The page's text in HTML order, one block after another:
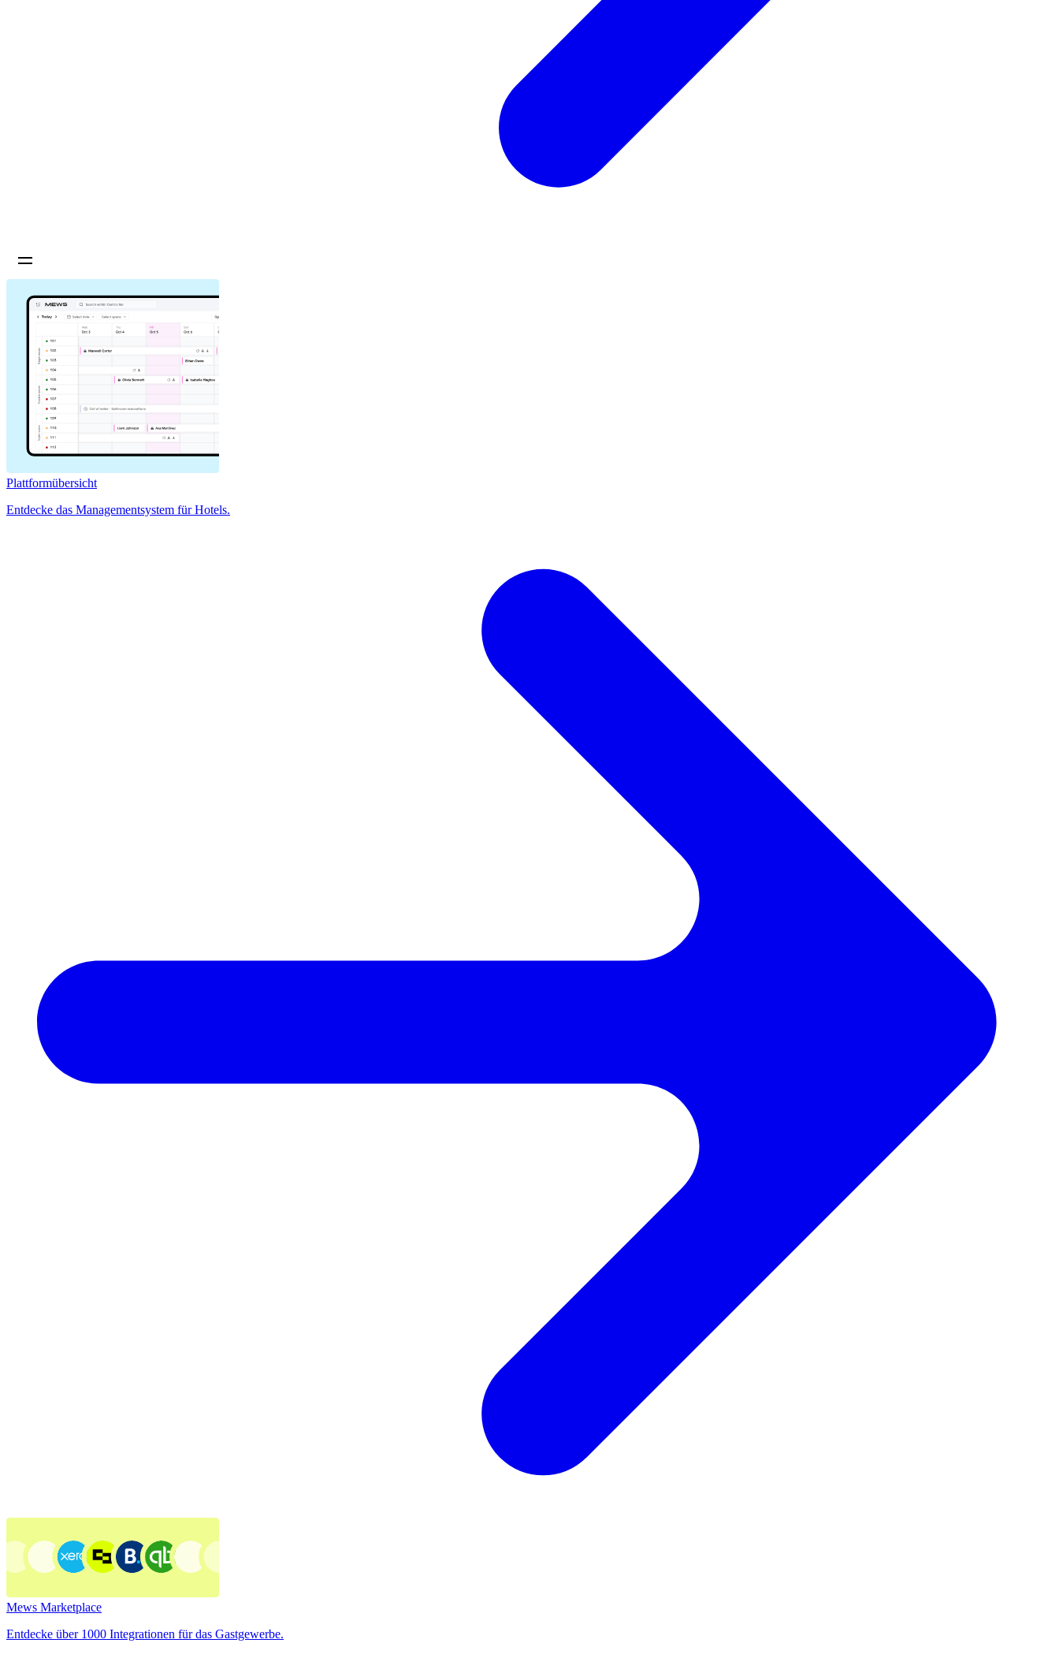
Plattformübersicht
Entdecke das Managementsystem für Hotels.
Mews Marketplace
Entdecke über 1000 Integrationen für das Gastgewerbe.